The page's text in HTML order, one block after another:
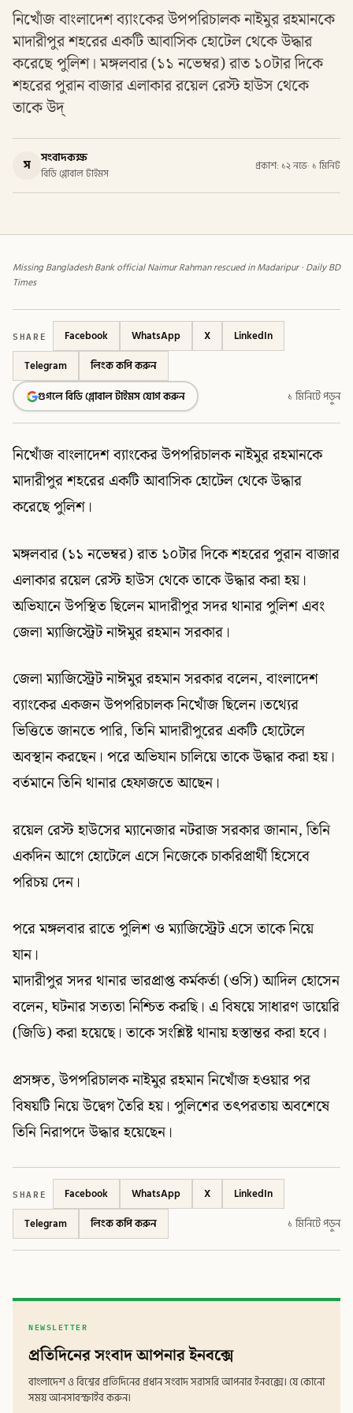
নিখোঁজ বাংলাদেশ ব্যাংকের উপপরিচালক নাইমুর রহমানকে
মাদারীপুর শহরের একটি আবাসিক হোটেল থেকে উদ্ধার
করেছে পুলিশ। মঙ্গলবার (১১ নভেম্বর) রাত ১০টার দিকে
শহরের পুরান বাজার এলাকার রয়েল রেস্ট হাউস থেকে
তাকে উদ্
স সংবাদকক্ষ
বিডি গ্লোবাল টাইমস
প্রকাশ: ১২ নভে· ১ মিনিট
Missing Bangladesh Bank official Naimur Rahman rescued in Madaripur · Daily BD
Times
SHARE Facebook WhatsApp X
LinkedIn
Telegram
লিংক কপি করুন
গুগলে বিডি গ্লোবাল টাইমস যোগ করুন
১ মিনিটে পড়ুন
নিখোঁজ বাংলাদেশ ব্যাংকের উপপরিচালক নাইমুর রহমানকে
মাদারীপুর শহরের একটি আবাসিক হোটেল থেকে উদ্ধার
করেছে পুলিশ।
মঙ্গলবার (১১ নভেম্বর) রাত ১০টার দিকে শহরের পুরান বাজার
এলাকার রয়েল রেস্ট হাউস থেকে তাকে উদ্ধার করা হয়।
অভিযানে উপস্থিত ছিলেন মাদারীপুর সদর থানার পুলিশ এবং
জেলা ম্যাজিস্ট্রেট নাঈমুর রহমান সরকার।
জেলা ম্যাজিস্ট্রেট নাঈমুর রহমান সরকার বলেন, বাংলাদেশ
ব্যাংকের একজন উপপরিচালক নিখোঁজ ছিলেন।তথ্যের
ভিত্তিতে জানতে পারি, তিনি মাদারীপুরের একটি হোটেলে
অবস্থান করছেন। পরে অভিযান চালিয়ে তাকে উদ্ধার করা হয়।
বর্তমানে তিনি থানার হেফাজতে আছেন।
রয়েল রেস্ট হাউসের ম্যানেজার নটরাজ সরকার জানান, তিনি
একদিন আগে হোটেলে এসে নিজেকে চাকরিপ্রার্থী হিসেবে
পরিচয় দেন।
পরে মঙ্গলবার রাতে পুলিশ ও ম্যাজিস্ট্রেট এসে তাকে নিয়ে
যান।
মাদারীপুর সদর থানার ভারপ্রাপ্ত কর্মকর্তা (ওসি) আদিল হোসেন
বলেন, ঘটনার সত্যতা নিশ্চিত করছি। এ বিষয়ে সাধারণ ডায়েরি
(জিডি) করা হয়েছে। তাকে সংশ্লিষ্ট থানায় হস্তান্তর করা হবে।
প্রসঙ্গত, উপপরিচালক নাইমুর রহমান নিখোঁজ হওয়ার পর
বিষয়টি নিয়ে উদ্বেগ তৈরি হয়। পুলিশের তৎপরতায় অবশেষে
তিনি নিরাপদে উদ্ধার হয়েছেন।
SHARE Facebook WhatsApp X
LinkedIn
Telegram
লিংক কপি করুন ১ মিনিটে পড়ুন
NEWSLETTER
প্রতিদিনের সংবাদ আপনার ইনবক্সে
বাংলাদেশ ও বিশ্বের প্রতিদিনের প্রধান সংবাদ সরাসরি আপনার ইনবক্সে। যে কোনো
সময় আনসাবস্ক্রাইব করুন।